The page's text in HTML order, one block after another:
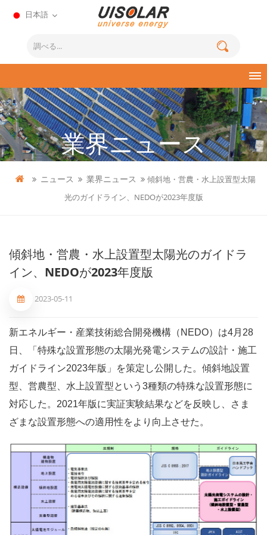
日本語
業界ニュース
ニュース 業界ニュース
傾斜地・営農・水上設置型太陽
光のガイドライン、NEDOが2023年度版
傾斜地・営農・水上設置型太陽光のガイドラ
イン、NEDOが2023年度版
2023-05-11
新エネルギー・産業技術総合開発機構（NEDO）は4月28
日、「特殊な設置形態の太陽光発電システムの設計・施工
ガイドライン2023年版」を策定し公開した。傾斜地設置
型、営農型、水上設置型という3種類の特殊な設置形態に
対応した。2021年版に実証実験結果などを反映し、さま
ざまな設置形態への適用性をより向上させた。